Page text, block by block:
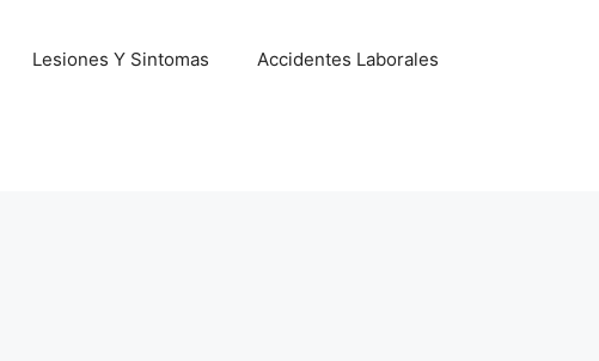
Lesiones Y Sintomas Accidentes Laborales